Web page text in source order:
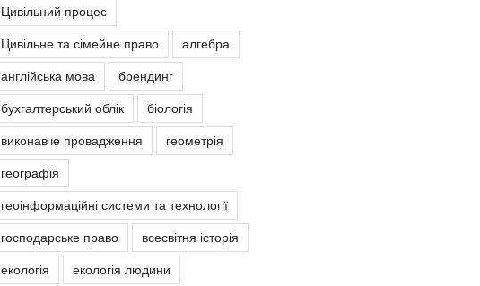
Цивільний процес
Цивільне та сімейне право
алгебра
англійська мова
брендинг
бухгалтерський облік
біологія
виконавче провадження
геометрія
географія
геоінформаційні системи та технології
господарське право
всесвітня історія
екологія
екологія людини